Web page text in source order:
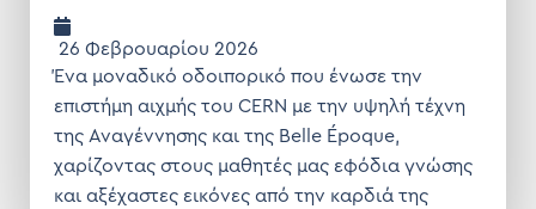
26 Φεβρουαρίου 2026
Ένα μοναδικό οδοιπορικό που ένωσε την
επιστήμη αιχμής του CERN με την υψηλή τέχνη
της Αναγέννησης και της Belle Époque,
χαρίζοντας στους μαθητές μας εφόδια γνώσης
και αξέχαστες εικόνες από την καρδιά της